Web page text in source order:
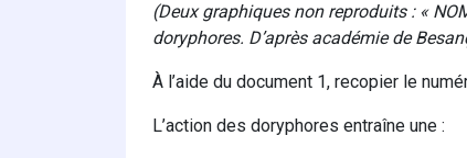
(Deux graphiques non reproduits : «
doryphores. D’après académie de
À l’aide du document 1, recopier le
L’action des doryphores entraîne une :